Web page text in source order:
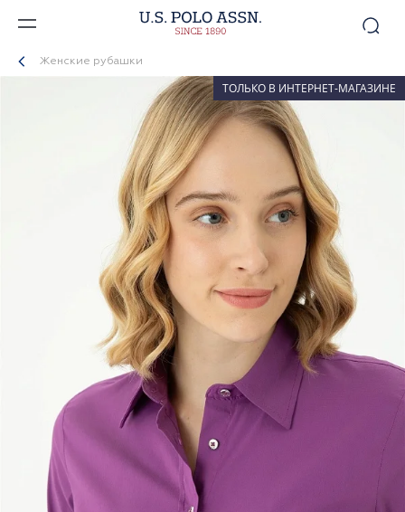
Женские рубашки
ТОЛЬКО В ИНТЕРНЕТ-МАГАЗИНЕ